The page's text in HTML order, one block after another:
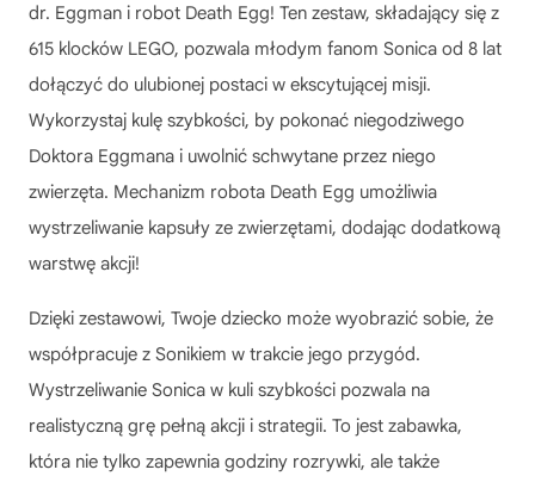
dr. Eggman i robot Death Egg! Ten zestaw, składający się z
615 klocków LEGO, pozwala młodym fanom Sonica od 8 lat
dołączyć do ulubionej postaci w ekscytującej misji.
Wykorzystaj kulę szybkości, by pokonać niegodziwego
Doktora Eggmana i uwolnić schwytane przez niego
zwierzęta. Mechanizm robota Death Egg umożliwia
wystrzeliwanie kapsuły ze zwierzętami, dodając dodatkową
warstwę akcji!
Dzięki zestawowi, Twoje dziecko może wyobrazić sobie, że
współpracuje z Sonikiem w trakcie jego przygód.
Wystrzeliwanie Sonica w kuli szybkości pozwala na
realistyczną grę pełną akcji i strategii. To jest zabawka,
która nie tylko zapewnia godziny rozrywki, ale także